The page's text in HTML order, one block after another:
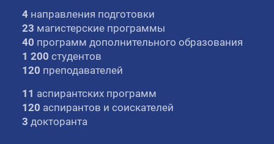
4 направления подготовки
23 магистерские программы
40 программ дополнительного образования
1 200 студентов
120 преподавателей
11 аспирантских программ
120 аспирантов и соискателей
3 докторанта